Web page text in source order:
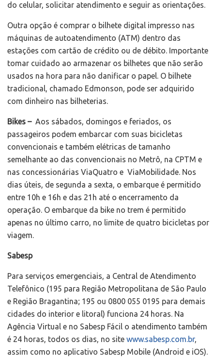
do celular, solicitar atendimento e seguir as orientações.
Outra opção é comprar o bilhete digital impresso nas
máquinas de autoatendimento (ATM) dentro das
estações com cartão de crédito ou de débito. Importante
tomar cuidado ao armazenar os bilhetes que não serão
usados na hora para não danificar o papel. O bilhete
tradicional, chamado Edmonson, pode ser adquirido
com dinheiro nas bilheterias.
Bikes – Aos sábados, domingos e feriados, os
passageiros podem embarcar com suas bicicletas
convencionais e também elétricas de tamanho
semelhante ao das convencionais no Metrô, na CPTM e
nas concessionárias ViaQuatro e ViaMobilidade. Nos
dias úteis, de segunda a sexta, o embarque é permitido
entre 10h e 16h e das 21h até o encerramento da
operação. O embarque da bike no trem é permitido
apenas no último carro, no limite de quatro bicicletas por
viagem.
Sabesp
Para serviços emergenciais, a Central de Atendimento
Telefônico (195 para Região Metropolitana de São Paulo
e Região Bragantina; 195 ou 0800 055 0195 para demais
cidades do interior e litoral) funciona 24 horas. Na
Agência Virtual e no Sabesp Fácil o atendimento também
é 24 horas, todos os dias, no site www.sabesp.com.br,
assim como no aplicativo Sabesp Mobile (Android e iOS).